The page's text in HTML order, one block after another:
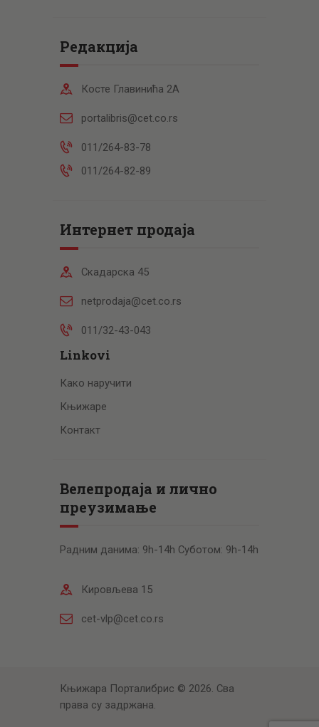
Редакција
Косте Главинића 2А
portalibris@cet.co.rs
011/264-83-78
011/264-82-89
Интернет продаја
Скадарска 45
netprodaja@cet.co.rs
011/32-43-043
Linkovi
Како наручити
Књижаре
Контакт
Велепродаја и лично
преузимање
Радним данима: 9h-14h Суботом: 9h-14h
Кировљева 15
cet-vlp@cet.co.rs
Књижара Порталибрис © 2026. Сва
права су задржана.